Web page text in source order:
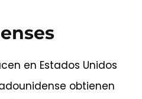
en Estados Unidos
obtienen